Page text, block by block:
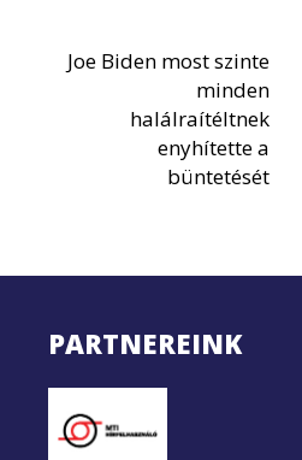
Joe Biden most szinte
minden
halálraítéltnek
enyhítette a
büntetését
PARTNEREINK